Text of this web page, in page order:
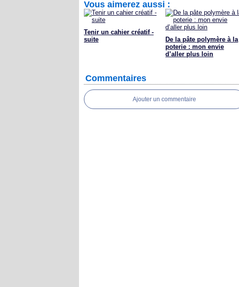
Vous aimerez aussi :
Tenir un cahier créatif -
suite
De la pâte polymère à la
poterie : mon envie
d’aller plus loin
Commentaires
Ajouter un commentaire